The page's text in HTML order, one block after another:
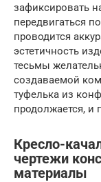
зафиксировать
передвигаться
проводится
эстетичность
тесьмы
создаваемой
туфелька из
продолжается, и
Кресло-
чертежи
материалы